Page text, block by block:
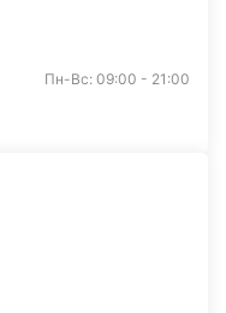
Пн-Вс: 09:00 - 21:00